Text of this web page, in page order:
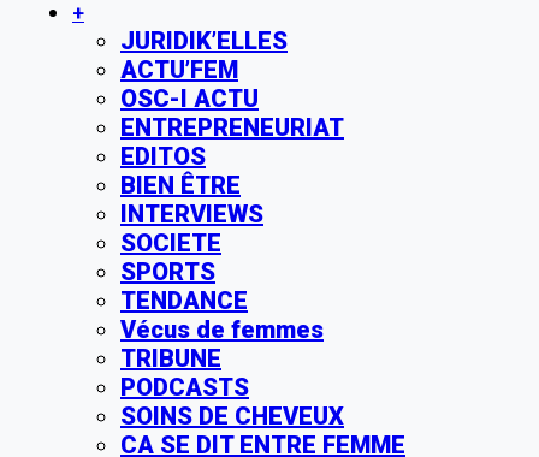
+
JURIDIK’ELLES
ACTU’FEM
OSC-I ACTU
ENTREPRENEURIAT
EDITOS
BIEN ÊTRE
INTERVIEWS
SOCIETE
SPORTS
TENDANCE
Vécus de femmes
TRIBUNE
PODCASTS
SOINS DE CHEVEUX
CA SE DIT ENTRE FEMME